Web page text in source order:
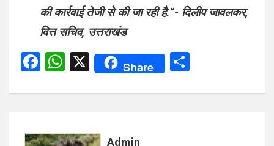
की कार्रवाई तेजी से की जा रही है.“- दिलीप जावलकर,
वित्त सचिव, उत्तराखंड
F
ce
o
W
at
A
X Share
ar
Admin